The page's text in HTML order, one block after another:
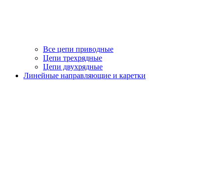
Все цепи приводные
Цепи трехрядные
Цепи двухрядные
Линейные направляющие и каретки